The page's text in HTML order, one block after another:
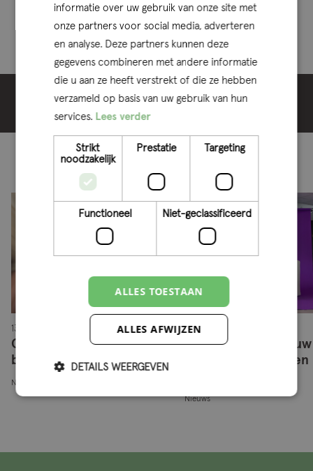
Sinds 2013 heeft Qconcepts onafgebroken deze award
gewonnen.
Deel bericht
Ook interessant
13-07-2026
Confinant en Qconcepts
bundelen krachten
Nieuws
18-05-2026
Onderzoek: zijn jouw
arbeidsvoorwaarden
Nieuws
informatie over uw gebruik van onze site met
onze partners voor social media, adverteren
en analyse. Deze partners kunnen deze
gegevens combineren met andere informatie
die u aan ze heeft verstrekt of die ze hebben
verzameld op basis van uw gebruik van hun
services. Lees verder
Strikt
noodzakelijk
Prestatie Targeting
Functioneel Niet-geclassificeerd
ALLES TOESTAAN
ALLES AFWIJZEN
DETAILS WEERGEVEN